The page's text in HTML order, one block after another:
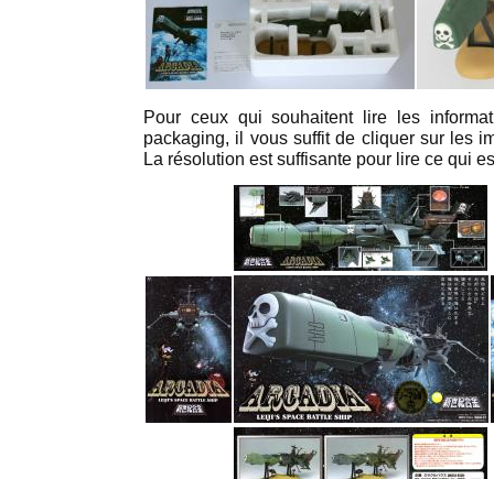
Pour ceux qui souhaitent lire les
packaging, il vous suffit de cliquer sur les
La résolution est suffisante pour lire ce qui